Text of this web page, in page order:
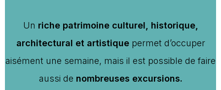
Un riche patrimoine culturel, historique,
architectural et artistique permet d’occuper
aisément une semaine, mais il est possible de faire
aussi de nombreuses excursions.